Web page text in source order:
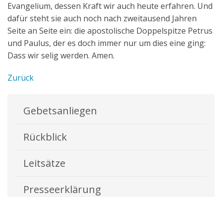
Evangelium, dessen Kraft wir auch heute erfahren. Und
dafür steht sie auch noch nach zweitausend Jahren
Seite an Seite ein: die apostolische Doppelspitze Petrus
und Paulus, der es doch immer nur um dies eine ging:
Dass wir selig werden. Amen.
Zurück
Gebetsanliegen
Rückblick
Leitsätze
Presseerklärung